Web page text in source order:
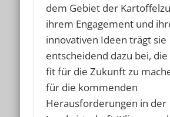
dem Gebiet der
ihrem Engagement und
innovativen Ideen trägt sie
entscheidend dazu bei,
fit für die Zukunft zu
für die kommenden
Herausforderungen in der